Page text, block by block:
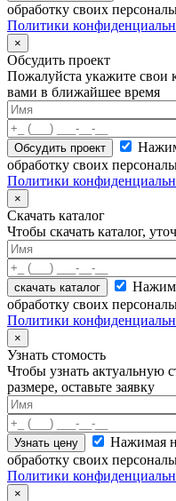
обработку своих
Политики
×
Обсудить проект
Пожалуйста укажите свои
вами в ближайшее время
обработку своих
Политики
×
Скачать каталог
Чтобы скачать каталог,
скачать каталог
обработку своих
Политики
×
Узнать стомость
Чтобы узнать актуальную
размере, оставьте заявку
Нажимая
обработку своих
Политики
×